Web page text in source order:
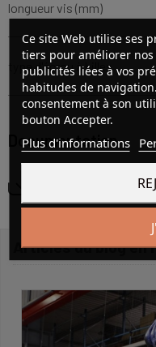
longueur vis (mm)
type d'écrou à billes
Documentation
Articles du blog en
Ce site Web utilise ses
tiers pour améliorer
publicités liées à vos
habitudes de
consentement à son
bouton Accepter.
Plus d'informations